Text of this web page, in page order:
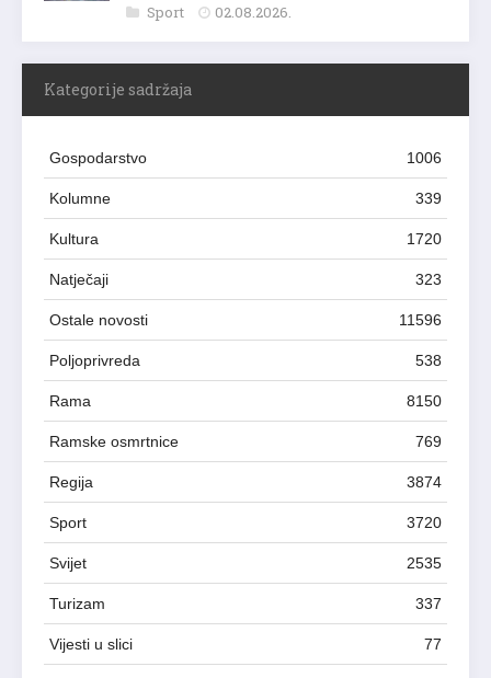
Sport 02.08.2026.
Kategorije sadržaja
Gospodarstvo 1006
Kolumne 339
Kultura 1720
Natječaji 323
Ostale novosti 11596
Poljoprivreda 538
Rama 8150
Ramske osmrtnice 769
Regija 3874
Sport 3720
Svijet 2535
Turizam 337
Vijesti u slici 77